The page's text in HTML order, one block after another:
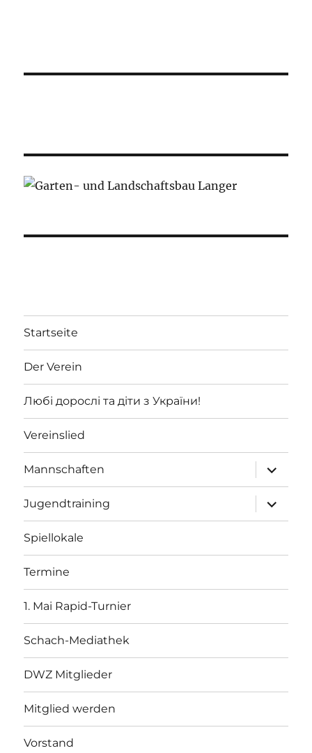
Startseite
Der Verein
Любі дорослі та діти з України!
Vereinslied
Mannschaften
öffnen
Jugendtraining
öffnen
Spiellokale
Termine
1. Mai Rapid-Turnier
Schach-Mediathek
DWZ Mitglieder
Mitglied werden
Vorstand